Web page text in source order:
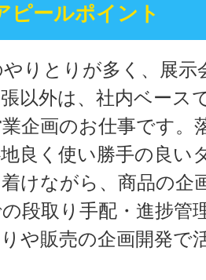
ピールポイント
りとりが多く、展示
以外は、社内ベース
企画のお仕事です。
良く使い勝手の良い
けながら、商品の企
段取り手配・進捗管
や販売の企画開発で